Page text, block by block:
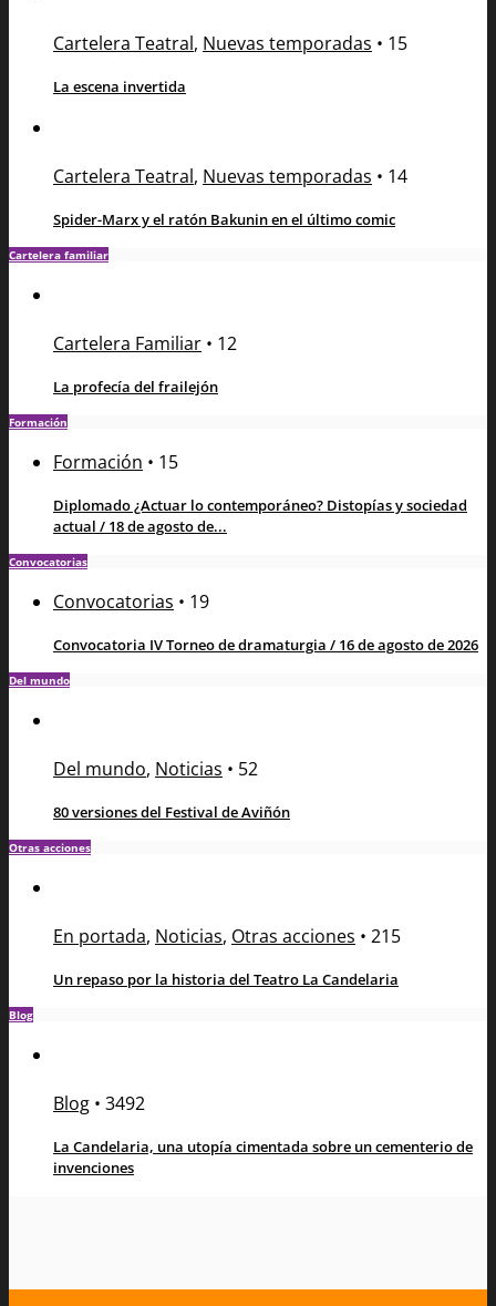
Cartelera Teatral, Nuevas temporadas • 15
La escena invertida
Cartelera Teatral, Nuevas temporadas • 14
Spider-Marx y el ratón Bakunin en el último comic
Cartelera familiar
Cartelera Familiar • 12
La profecía del frailejón
Formación
Formación • 15
Diplomado ¿Actuar lo contemporáneo? Distopías y sociedad
actual / 18 de agosto de...
Convocatorias
Convocatorias • 19
Convocatoria IV Torneo de dramaturgia / 16 de agosto de 2026
Del mundo
Del mundo, Noticias • 52
80 versiones del Festival de Aviñón
Otras acciones
En portada, Noticias, Otras acciones • 215
Un repaso por la historia del Teatro La Candelaria
Blog
Blog • 3492
La Candelaria, una utopía cimentada sobre un cementerio de
invenciones